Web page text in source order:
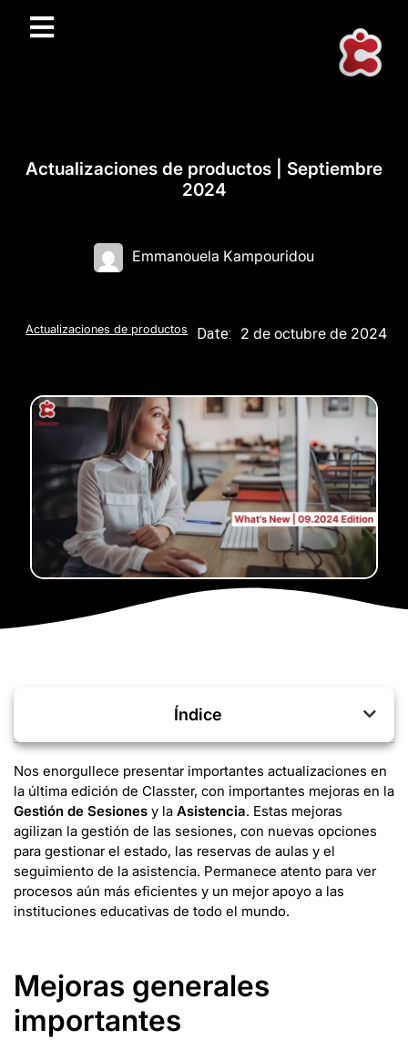
Actualizaciones de productos | Septiembre
2024
Emmanouela Kampouridou
Actualizaciones de productos Date: 2 de octubre de 2024
Índice
Nos enorgullece presentar importantes actualizaciones en
la última edición de Classter, con importantes mejoras en la
Gestión de Sesiones y la Asistencia. Estas mejoras
agilizan la gestión de las sesiones, con nuevas opciones
para gestionar el estado, las reservas de aulas y el
seguimiento de la asistencia. Permanece atento para ver
procesos aún más eficientes y un mejor apoyo a las
instituciones educativas de todo el mundo.
Mejoras generales
importantes